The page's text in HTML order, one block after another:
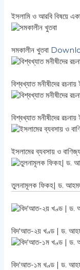
ইসলামি ও আরবি বিষয়ে
সমকালীন খুতবা
বিশ্বখ্যাত মনীষীদের
বিশ্বখ্যাত মনীষীদের
ইসলামের ব্যবসায় ও
তুলনামূলক ফিকহ| ড.
বিদ‘আত-২য় খণ্ড | ড.
বিদ‘আত-১ম খণ্ড | ড.